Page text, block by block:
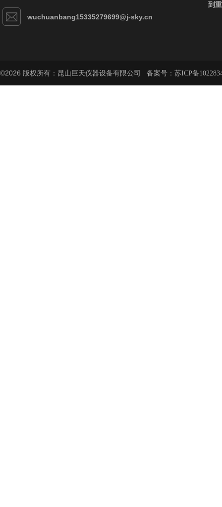
wuchuanbang15335279699@j-sky.cn
到
©2026 版权所有：昆山巨天仪器设备有限公司 备案号： 苏ICP备